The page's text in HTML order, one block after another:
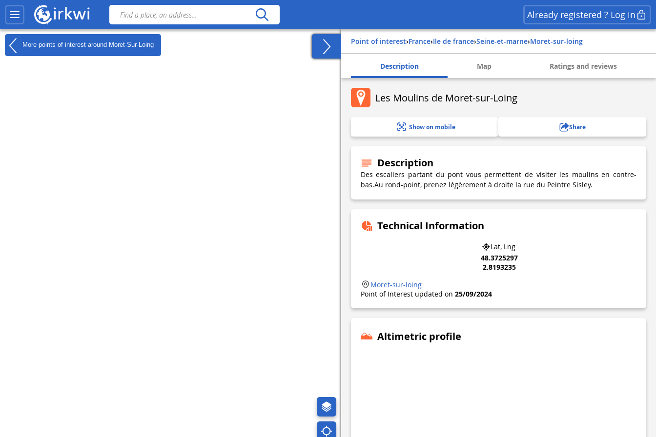
Already registered ? Log in
More points of interest around Moret-Sur-Loing Point of interest› france› ile de france› seine-et-marne› moret-sur-loing
Description Map Ratings and reviews
Les Moulins de Moret-sur-Loing
Show on mobile Share
Description
Des escaliers partant du pont vous permettent de visiter les moulins en contre-
bas.Au rond-point, prenez légèrement à droite la rue du Peintre Sisley.
Technical Information
Lat, Lng
48.3725297
2.8193235
Moret-sur-loing
Point of Interest updated on 25/09/2024
Altimetric profile